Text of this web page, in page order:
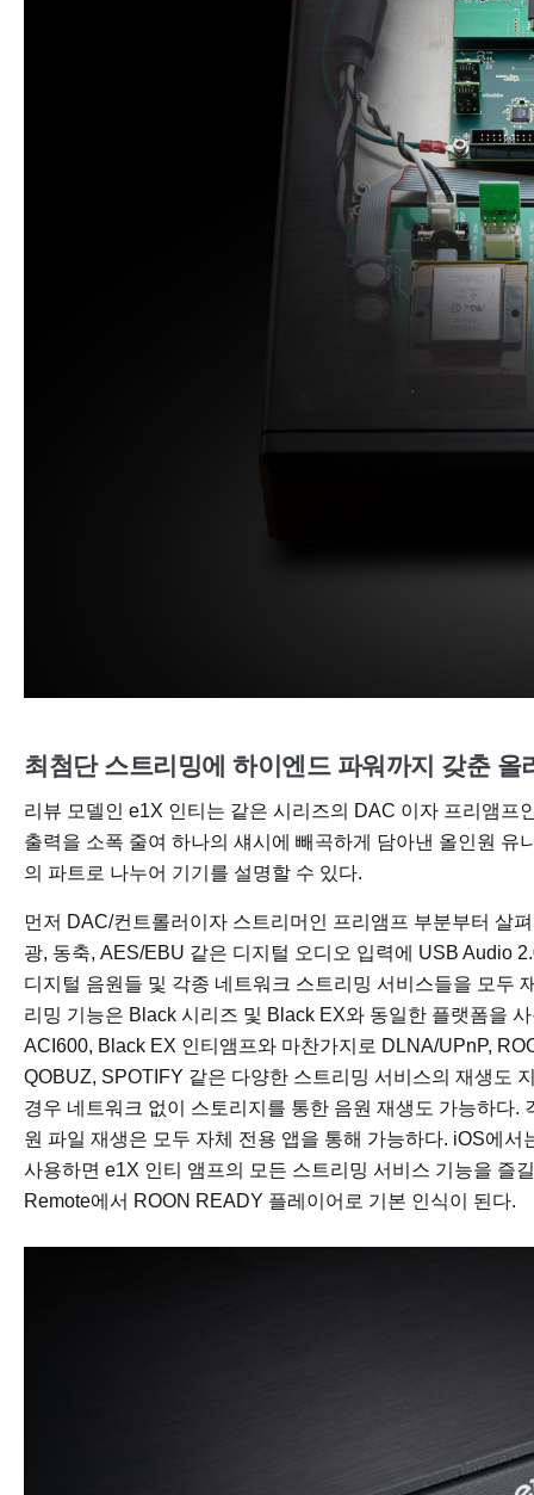
최첨단 스트리밍에 하이엔드 파워까지 갖춘
리뷰 모델인 e1X 인티는 같은 시리즈의 DAC 이자 프리앰
출력을 소폭 줄여 하나의 섀시에 빼곡하게 담아낸 올인원 유
의 파트로 나누어 기기를 설명할 수 있다.
먼저 DAC/컨트롤러이자 스트리머인 프리앰프 부분부터 살
광, 동축, AES/EBU 같은 디지털 오디오 입력에 USB Audio
디지털 음원들 및 각종 네트워크 스트리밍 서비스들을 모두
리밍 기능은 Black 시리즈 및 Black EX와 동일한 플랫폼을
ACI600, Black EX 인티앰프와 마찬가지로 DLNA/UPnP,
QOBUZ, SPOTIFY 같은 다양한 스트리밍 서비스의 재생도
경우 네트워크 없이 스토리지를 통한 음원 재생도 가능하다
원 파일 재생은 모두 자체 전용 앱을 통해 가능하다. iOS에
사용하면 e1X 인티 앰프의 모든 스트리밍 서비스 기능을 즐
Remote에서 ROON READY 플레이어로 기본 인식이 된다.